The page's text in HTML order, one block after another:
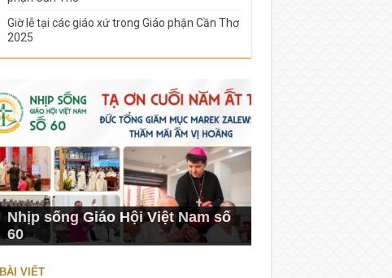
Giờ lễ tại các giáo xứ trong Giáo phận Cần Thơ
2025
Nhịp sống Giáo Hội Việt Nam số
60
BÀI VIẾT